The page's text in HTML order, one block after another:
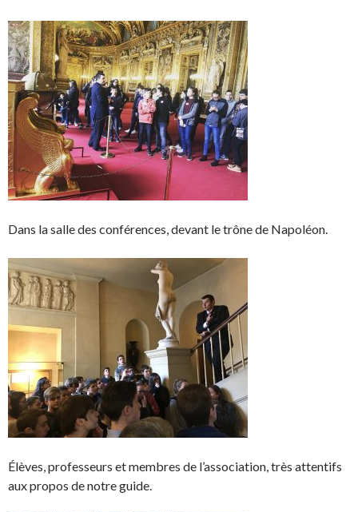
Dans la salle des conférences, devant le trône de Napoléon.
Élèves, professeurs et membres de l’association, très attentifs
aux propos de notre guide.